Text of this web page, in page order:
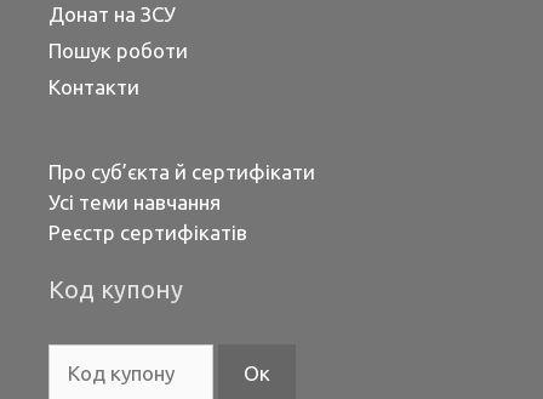
Донат на ЗСУ
Пошук роботи
Контакти
Про суб’єкта й сертифікати
Усі теми навчання
Реєстр сертифікатів
Код купону